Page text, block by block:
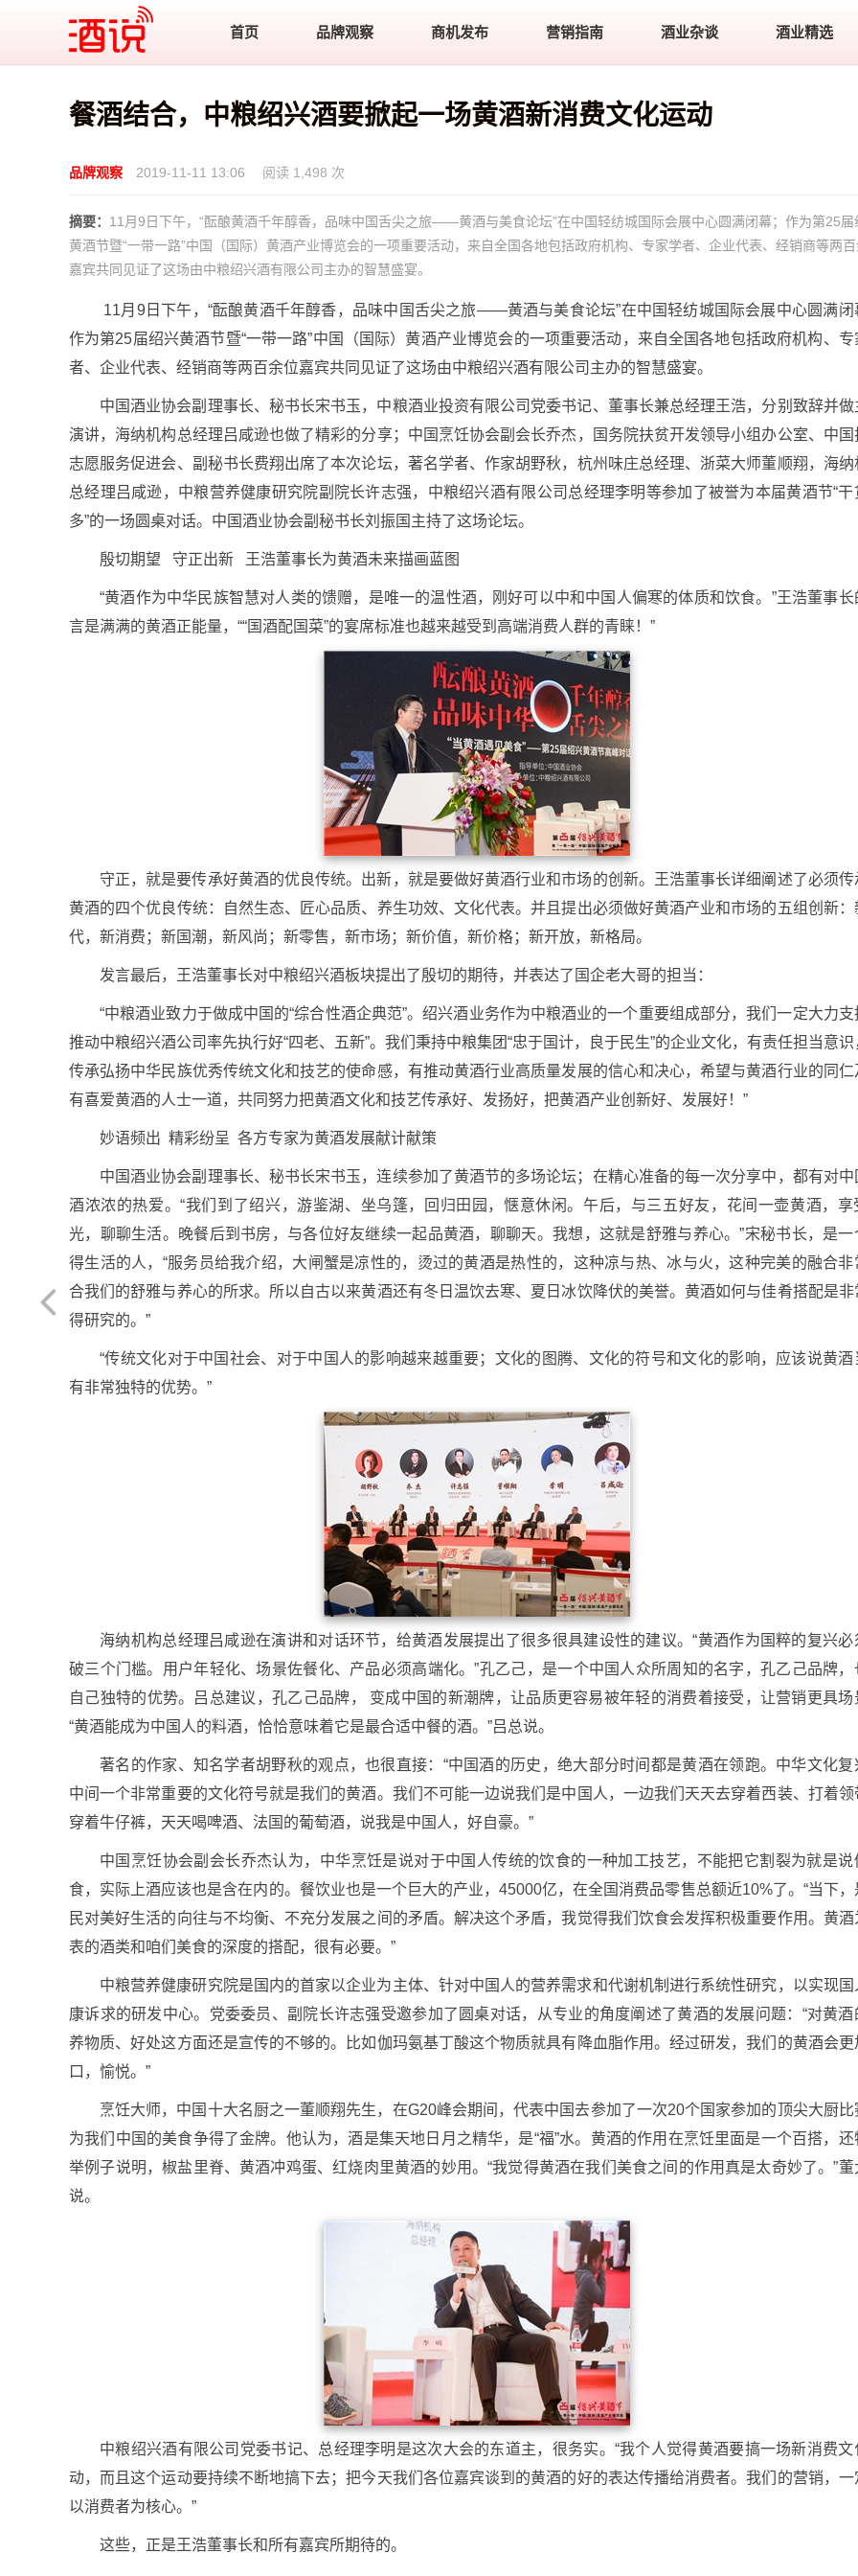
酒说
首页 品牌观察 商机发布 营销指南 酒业杂谈 酒业精选
餐酒结合，中粮绍兴酒要掀起一场黄酒新消费文化运动
品牌观察 2019-11-11 13:06 阅读 1,498 次
摘要： 11月9日下午，“酝酿黄酒千年醇香，品味中国舌尖之旅——黄酒与美食论坛”在中国轻纺城国际会展中心圆满闭幕；作为第25届
黄酒节暨“一带一路”中国（国际）黄酒产业博览会的一项重要活动，来自全国各地包括政府机构、专家学者、企业代表、经销商等两
嘉宾共同见证了这场由中粮绍兴酒有限公司主办的智慧盛宴。
11月9日下午，“酝酿黄酒千年醇香，品味中国舌尖之旅——黄酒与美食论坛”在中国轻纺城国际会展中心圆满闭
作为第25届绍兴黄酒节暨“一带一路”中国（国际）黄酒产业博览会的一项重要活动，来自全国各地包括政府机构、专
者、企业代表、经销商等两百余位嘉宾共同见证了这场由中粮绍兴酒有限公司主办的智慧盛宴。
中国酒业协会副理事长、秘书长宋书玉，中粮酒业投资有限公司党委书记、董事长兼总经理王浩，分别致辞并做
演讲，海纳机构总经理吕咸逊也做了精彩的分享；中国烹饪协会副会长乔杰，国务院扶贫开发领导小组办公室、中国
志愿服务促进会、副秘书长费翔出席了本次论坛，著名学者、作家胡野秋，杭州味庄总经理、浙菜大师董顺翔，海纳
总经理吕咸逊，中粮营养健康研究院副院长许志强，中粮绍兴酒有限公司总经理李明等参加了被誉为本届黄酒节“干
多”的一场圆桌对话。中国酒业协会副秘书长刘振国主持了这场论坛。
殷切期望 守正出新 王浩董事长为黄酒未来描画蓝图
“黄酒作为中华民族智慧对人类的馈赠，是唯一的温性酒，刚好可以中和中国人偏寒的体质和饮食。”王浩董事长
言是满满的黄酒正能量，““国酒配国菜”的宴席标准也越来越受到高端消费人群的青睐！”
守正，就是要传承好黄酒的优良传统。出新，就是要做好黄酒行业和市场的创新。王浩董事长详细阐述了必须传
黄酒的四个优良传统：自然生态、匠心品质、养生功效、文化代表。并且提出必须做好黄酒产业和市场的五组创新：
代，新消费；新国潮，新风尚；新零售，新市场；新价值，新价格；新开放，新格局。
发言最后，王浩董事长对中粮绍兴酒板块提出了殷切的期待，并表达了国企老大哥的担当：
“中粮酒业致力于做成中国的“综合性酒企典范”。绍兴酒业务作为中粮酒业的一个重要组成部分，我们一定大力支
推动中粮绍兴酒公司率先执行好“四老、五新”。我们秉持中粮集团“忠于国计，良于民生”的企业文化，有责任担当意识
传承弘扬中华民族优秀传统文化和技艺的使命感，有推动黄酒行业高质量发展的信心和决心，希望与黄酒行业的同仁
有喜爱黄酒的人士一道，共同努力把黄酒文化和技艺传承好、发扬好，把黄酒产业创新好、发展好！”
妙语频出 精彩纷呈 各方专家为黄酒发展献计献策
中国酒业协会副理事长、秘书长宋书玉，连续参加了黄酒节的多场论坛；在精心准备的每一次分享中，都有对中
酒浓浓的热爱。“我们到了绍兴，游鉴湖、坐乌篷，回归田园，惬意休闲。午后，与三五好友，花间一壶黄酒，享
光，聊聊生活。晚餐后到书房，与各位好友继续一起品黄酒，聊聊天。我想，这就是舒雅与养心。”宋秘书长，是一
得生活的人，“服务员给我介绍，大闸蟹是凉性的，烫过的黄酒是热性的，这种凉与热、冰与火，这种完美的融合非
合我们的舒雅与养心的所求。所以自古以来黄酒还有冬日温饮去寒、夏日冰饮降伏的美誉。黄酒如何与佳肴搭配是非
得研究的。”
“传统文化对于中国社会、对于中国人的影响越来越重要；文化的图腾、文化的符号和文化的影响，应该说黄酒
有非常独特的优势。”
海纳机构总经理吕咸逊在演讲和对话环节，给黄酒发展提出了很多很具建设性的建议。“黄酒作为国粹的复兴必
破三个门槛。用户年轻化、场景佐餐化、产品必须高端化。”孔乙己，是一个中国人众所周知的名字，孔乙己品牌，
自己独特的优势。吕总建议，孔乙己品牌， 变成中国的新潮牌，让品质更容易被年轻的消费着接受，让营销更具场
“黄酒能成为中国人的料酒，恰恰意味着它是最合适中餐的酒。”吕总说。
著名的作家、知名学者胡野秋的观点，也很直接：“中国酒的历史，绝大部分时间都是黄酒在领跑。中华文化复
中间一个非常重要的文化符号就是我们的黄酒。我们不可能一边说我们是中国人，一边我们天天去穿着西装、打着领
穿着牛仔裤，天天喝啤酒、法国的葡萄酒，说我是中国人，好自豪。”
中国烹饪协会副会长乔杰认为，中华烹饪是说对于中国人传统的饮食的一种加工技艺，不能把它割裂为就是说
食，实际上酒应该也是含在内的。餐饮业也是一个巨大的产业，45000亿，在全国消费品零售总额近10%了。“当下，
民对美好生活的向往与不均衡、不充分发展之间的矛盾。解决这个矛盾，我觉得我们饮食会发挥积极重要作用。黄酒
表的酒类和咱们美食的深度的搭配，很有必要。”
中粮营养健康研究院是国内的首家以企业为主体、针对中国人的营养需求和代谢机制进行系统性研究，以实现国
康诉求的研发中心。党委委员、副院长许志强受邀参加了圆桌对话，从专业的角度阐述了黄酒的发展问题：“对黄酒
养物质、好处这方面还是宣传的不够的。比如伽玛氨基丁酸这个物质就具有降血脂作用。经过研发，我们的黄酒会更
口，愉悦。”
烹饪大师，中国十大名厨之一董顺翔先生，在G20峰会期间，代表中国去参加了一次20个国家参加的顶尖大厨比
为我们中国的美食争得了金牌。他认为，酒是集天地日月之精华，是“福”水。黄酒的作用在烹饪里面是一个百搭，还
举例子说明，椒盐里脊、黄酒冲鸡蛋、红烧肉里黄酒的妙用。“我觉得黄酒在我们美食之间的作用真是太奇妙了。”董
说。
中粮绍兴酒有限公司党委书记、总经理李明是这次大会的东道主，很务实。“我个人觉得黄酒要搞一场新消费文
动，而且这个运动要持续不断地搞下去；把今天我们各位嘉宾谈到的黄酒的好的表达传播给消费者。我们的营销，一
以消费者为核心。”
这些，正是王浩董事长和所有嘉宾所期待的。